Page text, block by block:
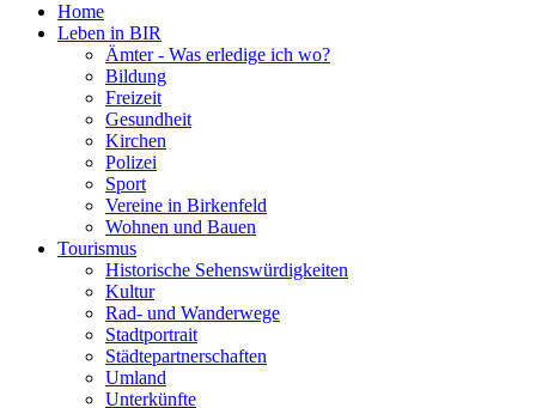
Home
Leben in BIR
Ämter - Was erledige ich wo?
Bildung
Freizeit
Gesundheit
Kirchen
Polizei
Sport
Vereine in Birkenfeld
Wohnen und Bauen
Tourismus
Historische Sehenswürdigkeiten
Kultur
Rad- und Wanderwege
Stadtportrait
Städtepartnerschaften
Umland
Unterkünfte